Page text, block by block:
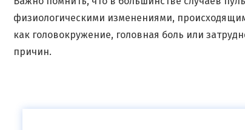
физиологическими изменениями,
как головокружение, головная боль или
причин.